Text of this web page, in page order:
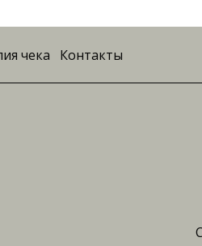
чека Контакты